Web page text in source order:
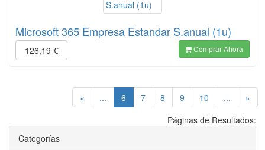
Microsoft 365 Empresa Estandar S.anual (1u)
126,19 € Comprar Ahora
« ... 6 (current)
7 8 9 10 ...
»
Páginas de Resultados:
Categorías